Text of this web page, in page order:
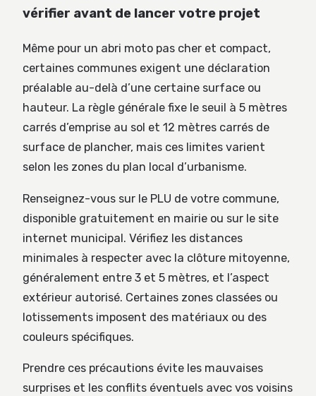
vérifier avant de lancer votre projet
Même pour un abri moto pas cher et compact,
certaines communes exigent une déclaration
préalable au-delà d’une certaine surface ou
hauteur. La règle générale fixe le seuil à 5 mètres
carrés d’emprise au sol et 12 mètres carrés de
surface de plancher, mais ces limites varient
selon les zones du plan local d’urbanisme.
Renseignez-vous sur le PLU de votre commune,
disponible gratuitement en mairie ou sur le site
internet municipal. Vérifiez les distances
minimales à respecter avec la clôture mitoyenne,
généralement entre 3 et 5 mètres, et l’aspect
extérieur autorisé. Certaines zones classées ou
lotissements imposent des matériaux ou des
couleurs spécifiques.
Prendre ces précautions évite les mauvaises
surprises et les conflits éventuels avec vos voisins